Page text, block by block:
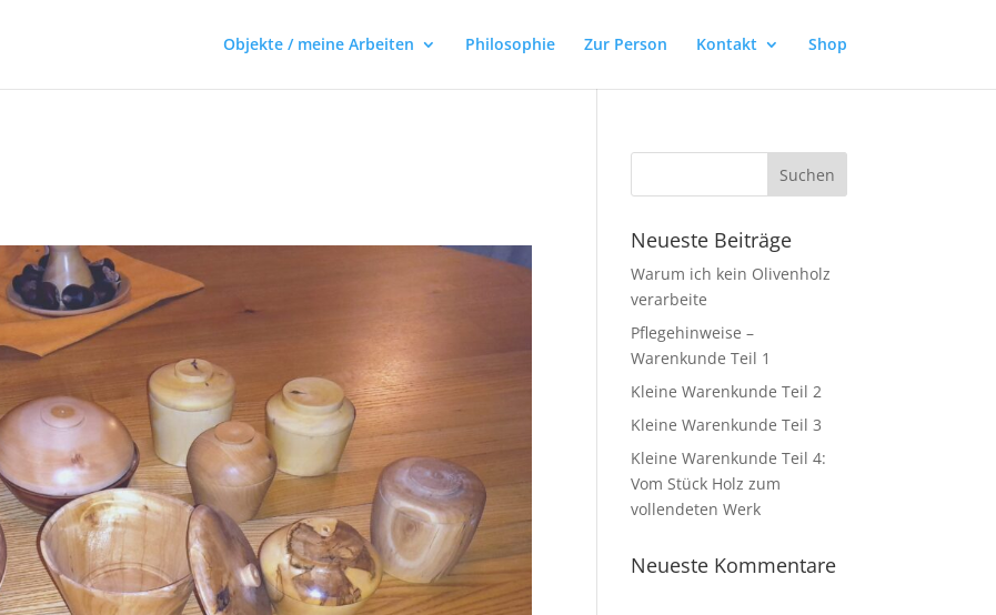
Objekte / meine Arbeiten Philosophie Zur Person Kontakt Shop
Neueste Beiträge
Warum ich kein Olivenholz
verarbeite
Pflegehinweise –
Warenkunde Teil 1
Kleine Warenkunde Teil 2
Kleine Warenkunde Teil 3
Kleine Warenkunde Teil 4:
Vom Stück Holz zum
vollendeten Werk
Neueste Kommentare